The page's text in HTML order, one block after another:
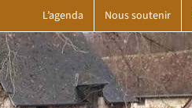
L’agenda Nous soutenir